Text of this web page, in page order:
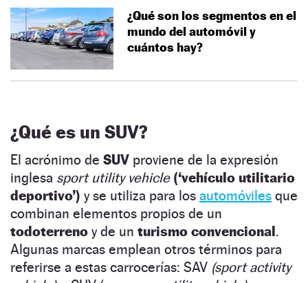
¿Qué son los segmentos en el
mundo del automóvil y
cuántos hay?
¿Qué es un SUV?
El acrónimo de SUV proviene de la expresión
inglesa sport utility vehicle (‘vehículo utilitario
deportivo’) y se utiliza para los automóviles que
combinan elementos propios de un
todoterreno y de un turismo convencional.
Algunas marcas emplean otros términos para
referirse a estas carrocerías: SAV (sport activity